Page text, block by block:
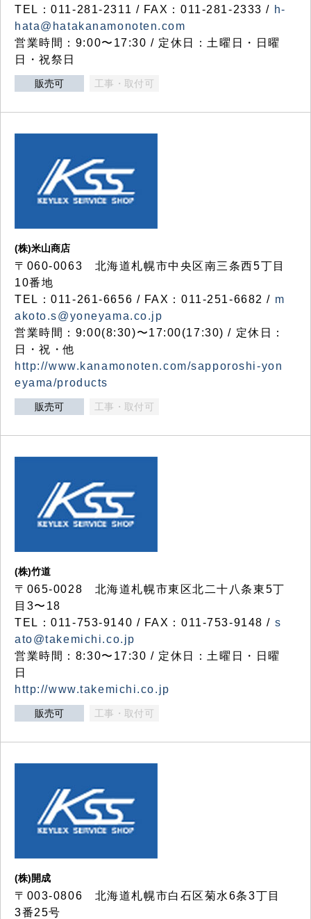
TEL：011-281-2311 / FAX：011-281-2333 / h-
hata@hatakanamonoten.com
営業時間：9:00〜17:30 / 定休日：土曜日・日曜
日・祝祭日
販売可 工事・取付可
(株)米山商店
〒060-0063 北海道札幌市中央区南三条西5丁目
10番地
TEL：011-261-6656 / FAX：011-251-6682 / m
akoto.s@yoneyama.co.jp
営業時間：9:00(8:30)〜17:00(17:30) / 定休日：
日・祝・他
http://www.kanamonoten.com/sapporoshi-yon
eyama/products
販売可 工事・取付可
(株)竹道
〒065-0028 北海道札幌市東区北二十八条東5丁
目3〜18
TEL：011-753-9140 / FAX：011-753-9148 / s
ato@takemichi.co.jp
営業時間：8:30〜17:30 / 定休日：土曜日・日曜
日
http://www.takemichi.co.jp
販売可 工事・取付可
(株)開成
〒003-0806 北海道札幌市白石区菊水6条3丁目
3番25号